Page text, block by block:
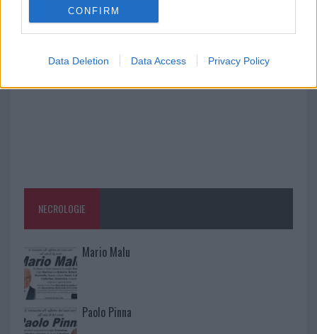
CONFIRM
Data Deletion Data Access Privacy Policy
Olbia, divieto di sosta contro spaccio e degrado:
esplode la protesta
NECROLOGIE
Mario Malu
Paolo Pinna